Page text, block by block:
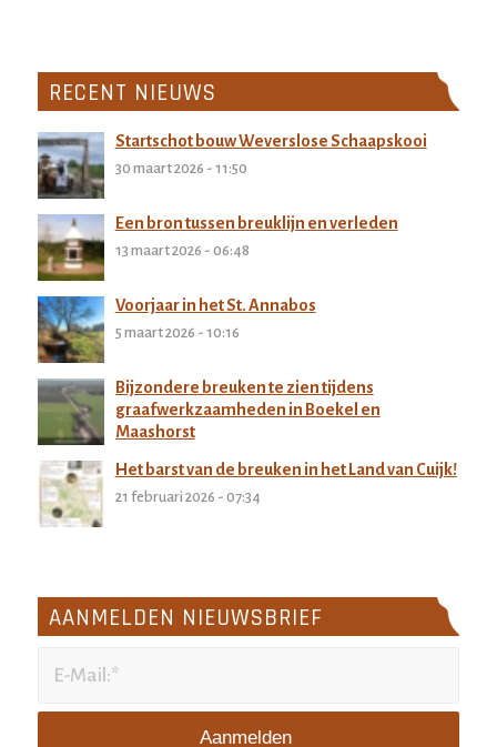
RECENT NIEUWS
Startschot bouw Weverslose Schaapskooi
30 maart 2026 - 11:50
Een bron tussen breuklijn en verleden
13 maart 2026 - 06:48
Voorjaar in het St. Annabos
5 maart 2026 - 10:16
Bijzondere breuken te zien tijdens
graafwerkzaamheden in Boekel en
Maashorst
27 februari 2026 - 11:32
Het barst van de breuken in het Land van Cuijk!
21 februari 2026 - 07:34
AANMELDEN NIEUWSBRIEF